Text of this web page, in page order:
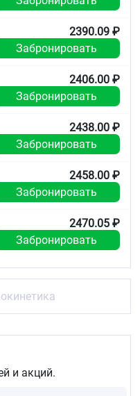
2390.09 ₽
Забронировать
2406.00 ₽
Забронировать
2438.00 ₽
Забронировать
2458.00 ₽
Забронировать
2470.05 ₽
Забронировать
и акций.